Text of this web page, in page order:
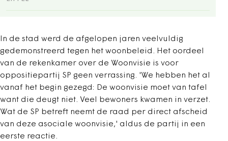
In de stad werd de afgelopen jaren veelvuldig
gedemonstreerd tegen het woonbeleid. Het oordeel
van de rekenkamer over de Woonvisie is voor
oppositiepartij SP geen verrassing. 'We hebben het al
vanaf het begin gezegd: De woonvisie moet van tafel
want die deugt niet. Veel bewoners kwamen in verzet.
Wat de SP betreft neemt de raad per direct afscheid
van deze asociale woonvisie,' aldus de partij in een
eerste reactie.